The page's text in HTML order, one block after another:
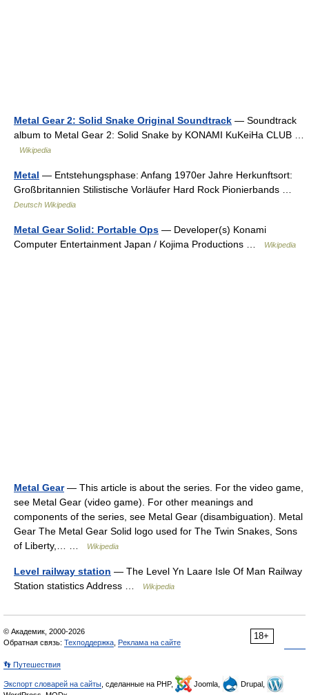
Metal Gear 2: Solid Snake Original Soundtrack — Soundtrack
album to Metal Gear 2: Solid Snake by KONAMI KuKeiHa CLUB …
Wikipedia
Metal — Entstehungsphase: Anfang 1970er Jahre Herkunftsort:
Großbritannien Stilistische Vorläufer Hard Rock Pionierbands …
Deutsch Wikipedia
Metal Gear Solid: Portable Ops — Developer(s) Konami
Computer Entertainment Japan / Kojima Productions …
Wikipedia
Metal Gear— This article is about the series. For the video game,
see Metal Gear (video game). For other meanings and
components of the series, see Metal Gear (disambiguation). Metal
Gear The Metal Gear Solid logo used for The Twin Snakes, Sons
of Liberty,… …
Wikipedia
Level railway station — The Level Yn Laare Isle Of Man Railway
Station statistics Address …
Wikipedia
18+
© Академик, 2000-2026
Обратная связь: Техподдержка Реклама на сайте
👣 Путешествия
Экспорт словарей на сайты , сделанные на PHP, Joomla,
Drupal,